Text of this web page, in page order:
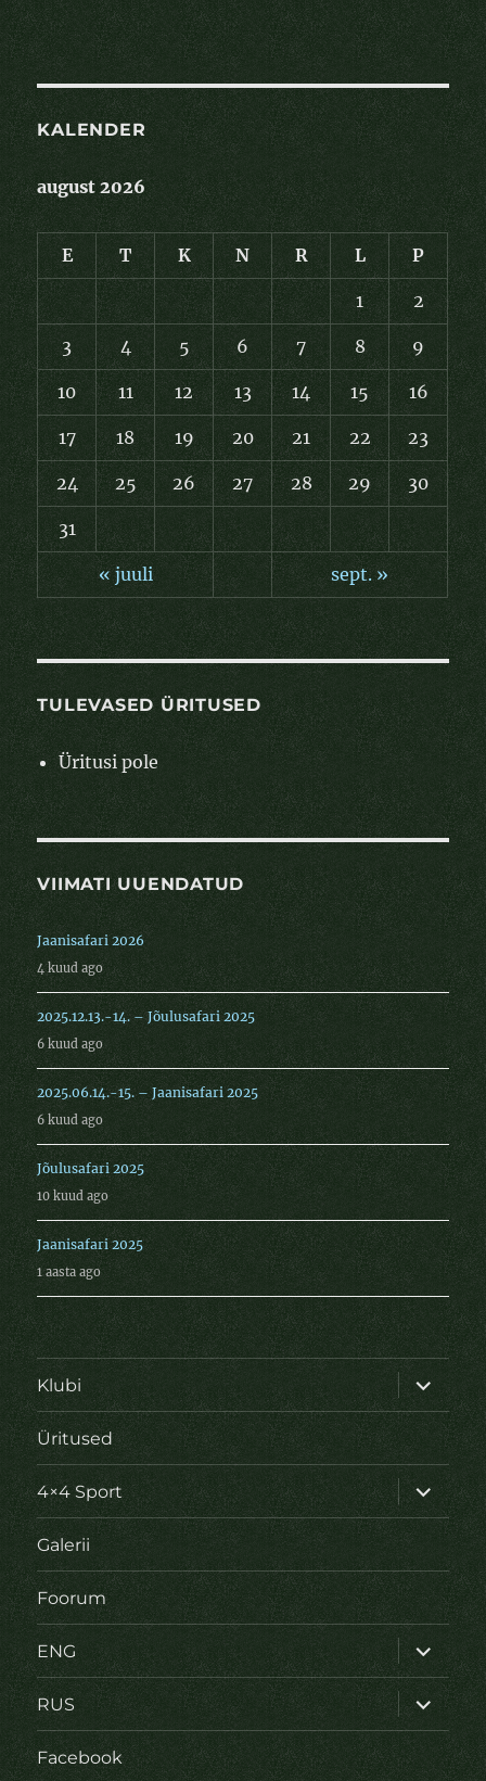
KALENDER
august 2026
E T K N R L P
1 2
3 4 5 6 7 8 9
10 11 12 13 14 15 16
17 18 19 20 21 22 23
24 25 26 27 28 29 30
31
« juuli sept. »
TULEVASED ÜRITUSED
Üritusi pole
VIIMATI UUENDATUD
Jaanisafari 2026
4 kuud ago
2025.12.13.-14. – Jõulusafari 2025
6 kuud ago
2025.06.14.-15. – Jaanisafari 2025
6 kuud ago
Jõulusafari 2025
10 kuud ago
Jaanisafari 2025
1 aasta ago
Klubi
laienda
Üritused
4×4 Sport
laienda
Galerii
Foorum
ENG
laienda
RUS
laienda
Facebook